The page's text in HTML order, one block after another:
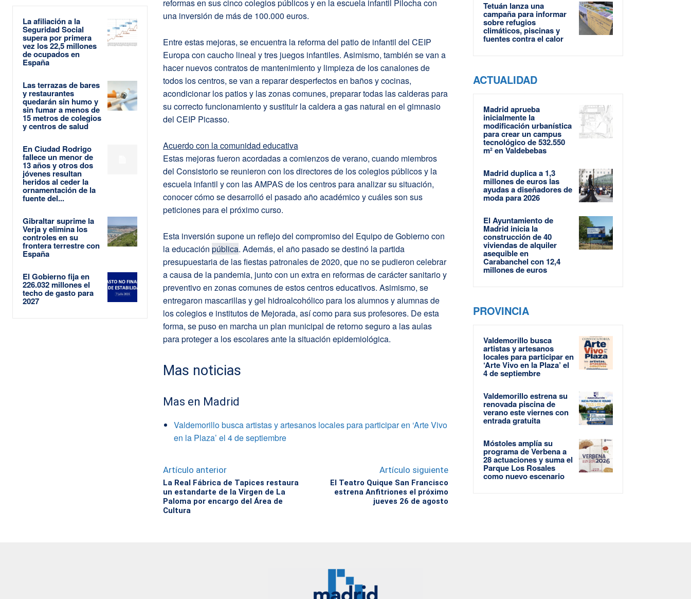
La afiliación a la
Seguridad Social
supera por primera
vez los 22,5 millones
de ocupados en
España
Las terrazas de bares
y restaurantes
quedarán sin humo y
sin fumar a menos de
15 metros de colegios
y centros de salud
En Ciudad Rodrigo
fallece un menor de
13 años y otros dos
jóvenes resultan
heridos al ceder la
ornamentación de la
fuente del...
Gibraltar suprime la
Verja y elimina los
controles en su
frontera terrestre con
España
El Gobierno fija en
226.032 millones el
techo de gasto para
2027
reformas en sus cinco colegios públicos y en la escuela infantil Pilocha con
una inversión de más de 100.000 euros.
Entre estas mejoras, se encuentra la reforma del patio de infantil del CEIP
Europa con caucho lineal y tres juegos infantiles. Asimismo, también se van a
hacer nuevos contratos de mantenimiento y limpieza de los canalones de
todos los centros, se van a reparar desperfectos en baños y cocinas,
acondicionar los patios y las zonas comunes, preparar todas las calderas para
su correcto funcionamiento y sustituir la caldera a gas natural en el gimnasio
del CEIP Picasso.
Acuerdo con la comunidad educativa
Estas mejoras fueron acordadas a comienzos de verano, cuando miembros
del Consistorio se reunieron con los directores de los colegios públicos y la
escuela infantil y con las AMPAS de los centros para analizar su situación,
conocer cómo se desarrolló el pasado año académico y cuáles son sus
peticiones para el próximo curso.
Esta inversión supone un reflejo del compromiso del Equipo de Gobierno con
la educación pública. Además, el año pasado se destinó la partida
presupuestaria de las fiestas patronales de 2020, que no se pudieron celebrar
a causa de la pandemia, junto con un extra en reformas de carácter sanitario y
preventivo en zonas comunes de estos centros educativos. Asimismo, se
entregaron mascarillas y gel hidroalcohólico para los alumnos y alumnas de
los colegios e institutos de Mejorada, así como para sus profesores. De esta
forma, se puso en marcha un plan municipal de retorno seguro a las aulas
para proteger a los escolares ante la situación epidemiológica.
Mas noticias
Mas en Madrid
Valdemorillo busca artistas y artesanos locales para participar en ‘Arte Vivo
en la Plaza’ el 4 de septiembre
Artículo anterior
La Real Fábrica de Tapices restaura
un estandarte de la Virgen de La
Paloma por encargo del Área de
Cultura
Artículo siguiente
El Teatro Quique San Francisco
estrena Anfitriones el próximo
jueves 26 de agosto
Tetuán lanza una
campaña para informar
sobre refugios
climáticos, piscinas y
fuentes contra el calor
ACTUALIDAD
Madrid aprueba
inicialmente la
modificación urbanística
para crear un campus
tecnológico de 532.550
m² en Valdebebas
Madrid duplica a 1,3
millones de euros las
ayudas a diseñadores de
moda para 2026
El Ayuntamiento de
Madrid inicia la
construcción de 40
viviendas de alquiler
asequible en
Carabanchel con 12,4
millones de euros
PROVINCIA
Valdemorillo busca
artistas y artesanos
locales para participar en
‘Arte Vivo en la Plaza’ el
4 de septiembre
Valdemorillo estrena su
renovada piscina de
verano este viernes con
entrada gratuita
Móstoles amplía su
programa de Verbena a
28 actuaciones y suma el
Parque Los Rosales
como nuevo escenario